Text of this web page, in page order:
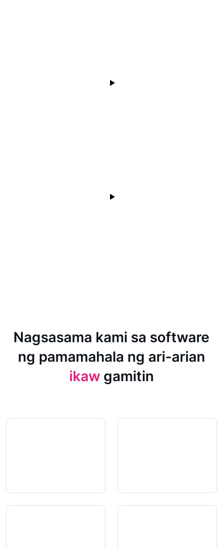
Nagsasama kami sa software
ng pamamahala ng ari-arian
ikaw gamitin